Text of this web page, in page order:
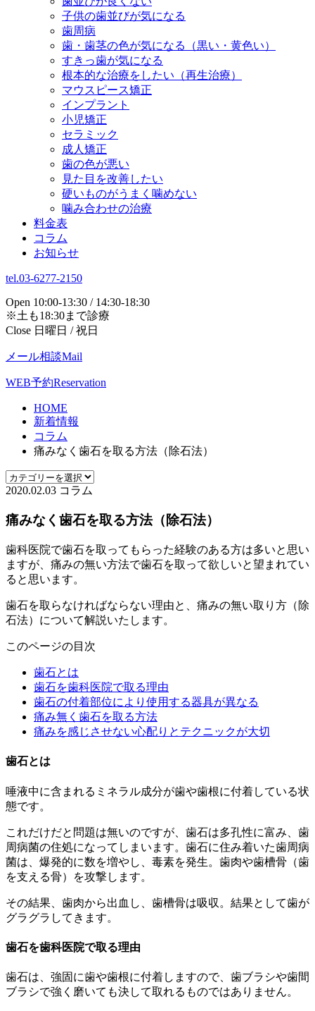
子供の歯並びが気になる
歯周病
歯・歯茎の色が気になる（黒い・黄色い）
すきっ歯が気になる
根本的な治療をしたい（再生治療）
マウスピース矯正
インプラント
小児矯正
セラミック
成人矯正
歯の色が悪い
見た目を改善したい
硬いものがうまく噛めない
噛み合わせの治療
料金表
コラム
お知らせ
tel.03-6277-2150
Open 10:00-13:30 / 14:30-18:30
※土も18:30まで診療
Close 日曜日 / 祝日
メール相談Mail
WEB予約Reservation
HOME
新着情報
コラム
痛みなく歯石を取る方法（除石法）
2020.02.03 コラム
痛みなく歯石を取る方法（除石法）
歯科医院で歯石を取ってもらった経験のある方は多いと思い
ますが、痛みの無い方法で歯石を取って欲しいと望まれてい
ると思います。
歯石を取らなければならない理由と、痛みの無い取り方（除
石法）について解説いたします。
このページの目次
歯石とは
歯石を歯科医院で取る理由
歯石の付着部位により使用する器具が異なる
痛み無く歯石を取る方法
痛みを感じさせない心配りとテクニックが大切
歯石とは
唾液中に含まれるミネラル成分が歯や歯根に付着している状
態です。
これだけだと問題は無いのですが、歯石は多孔性に富み、歯
周病菌の住処になってしまいます。歯石に住み着いた歯周病
菌は、爆発的に数を増やし、毒素を発生。歯肉や歯槽骨（歯
を支える骨）を攻撃します。
その結果、歯肉から出血し、歯槽骨は吸収。結果として歯が
グラグラしてきます。
歯石を歯科医院で取る理由
歯石は、強固に歯や歯根に付着しますので、歯ブラシや歯間
ブラシで強く磨いても決して取れるものではありません。